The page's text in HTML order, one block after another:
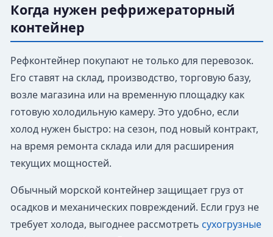
Когда нужен рефрижераторный
контейнер
Рефконтейнер покупают не только для перевозок.
Его ставят на склад, производство, торговую базу,
возле магазина или на временную площадку как
готовую холодильную камеру. Это удобно, если
холод нужен быстро: на сезон, под новый контракт,
на время ремонта склада или для расширения
текущих мощностей.
Обычный морской контейнер защищает груз от
осадков и механических повреждений. Если груз не
требует холода, выгоднее рассмотреть сухогрузные